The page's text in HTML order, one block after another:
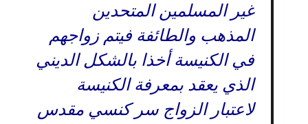
غير المسلمين المتحدين
المذهب والطائفة فيتم زواجهم
في الكنيسة أخذا بالشكل الديني
الذي يعقد بمعرفة الكنيسة
لاعتبار الزواج سر كنسي مقدس